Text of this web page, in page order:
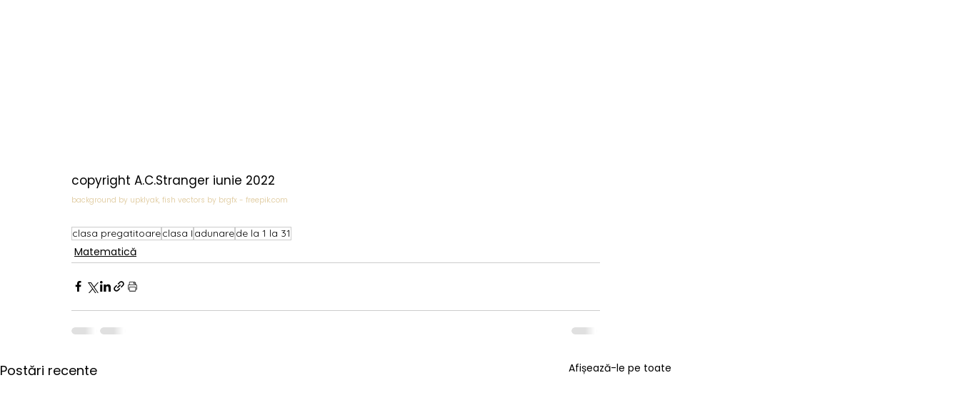
copyright A.C.Stranger iunie 2022
background by upklyak, fish vectors by brgfx - freepik.com
clasa pregatitoareclasa I adunarede la 1 la 31
Matematică
Postări recente Afișează-le pe toate